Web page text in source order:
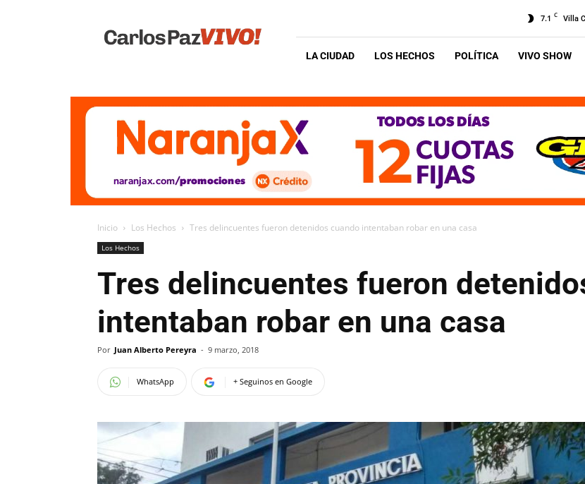
Vivo
7.1 C Villa
LA CIUDAD LOS HECHOS POLÍTICA VIVO SHOW
Inicio Los Hechos Tres delincuentes fueron detenidos cuando intentaban robar en una casa
Los Hechos
Tres delincuentes fueron
intentaban robar en una casa
Por Juan Alberto Pereyra - 9 marzo, 2018
WhatsApp + Seguinos en Google